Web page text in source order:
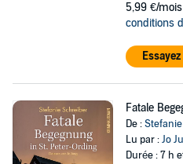
5,99 €/
conditions
Fatale
De :
Lu par :Jo
Durée : 7 h